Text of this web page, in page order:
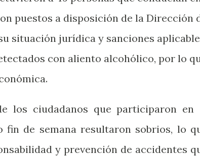
puestos a disposición de la Dirección
situación jurídica y sanciones
con aliento alcohólico, por lo
los ciudadanos que participaron en
fin de semana resultaron sobrios, lo
y prevención de accidentes